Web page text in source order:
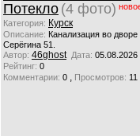
Потекло (4 фото)
Категория: Курск
Описание: Канализация во
Серёгина 51.
Автор: 46ghost Дата: 05.08.2026
Рейтинг: 0
Комментарии: 0 , Просмотров: 11